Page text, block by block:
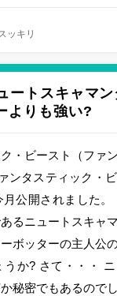
ッキリ
ートスキャマン
よりも強い?
ク・ビースト（ファ
ンタスティック・
公開されました。
るニュートスキャ
ボッターの主人公
うか? さて・・・
秘密でもあるので